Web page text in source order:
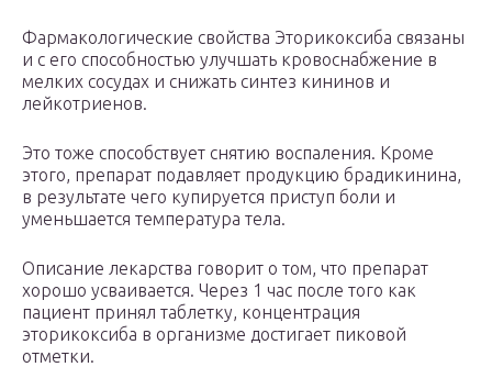
Фармакологические свойства Эторикоксиба связаны
и с его способностью улучшать кровоснабжение в
мелких сосудах и снижать синтез кининов и
лейкотриенов.
Это тоже способствует снятию воспаления. Кроме
этого, препарат подавляет продукцию брадикинина,
в результате чего купируется приступ боли и
уменьшается температура тела.
Описание лекарства говорит о том, что препарат
хорошо усваивается. Через 1 час после того как
пациент принял таблетку, концентрация
эторикоксиба в организме достигает пиковой
отметки.